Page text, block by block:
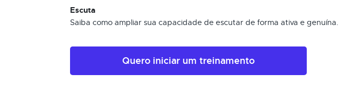
Escuta
Saiba como ampliar sua capacidade de escutar de forma ativa e genuína.
Quero iniciar um treinamento